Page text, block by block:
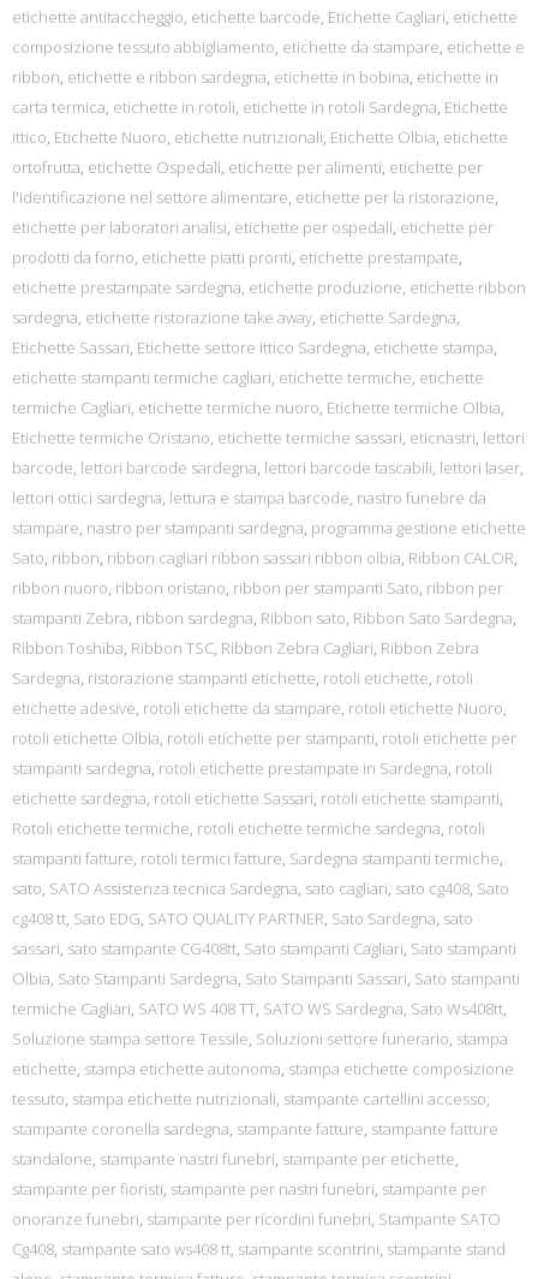
etichette antitaccheggio, etichette barcode, Etichette Cagliari, etichette
composizione tessuto abbigliamento, etichette da stampare, etichette e
ribbon, etichette e ribbon sardegna, etichette in bobina, etichette in
carta termica, etichette in rotoli, etichette in rotoli Sardegna, Etichette
ittico, Etichette Nuoro, etichette nutrizionali, Etichette Olbia, etichette
ortofrutta, etichette Ospedali, etichette per alimenti, etichette per
l'identificazione nel settore alimentare, etichette per la ristorazione,
etichette per laboratori analisi, etichette per ospedali, etichette per
prodotti da forno, etichette piatti pronti, etichette prestampate,
etichette prestampate sardegna, etichette produzione, etichette ribbon
sardegna, etichette ristorazione take away, etichette Sardegna,
Etichette Sassari, Etichette settore ittico Sardegna, etichette stampa,
etichette stampanti termiche cagliari, etichette termiche, etichette
termiche Cagliari, etichette termiche nuoro, Etichette termiche Olbia,
Etichette termiche Oristano, etichette termiche sassari, eticnastri, lettori
barcode, lettori barcode sardegna, lettori barcode tascabili, lettori laser,
lettori ottici sardegna, lettura e stampa barcode, nastro funebre da
stampare, nastro per stampanti sardegna, programma gestione etichette
Sato, ribbon, ribbon cagliari ribbon sassari ribbon olbia, Ribbon CALOR,
ribbon nuoro, ribbon oristano, ribbon per stampanti Sato, ribbon per
stampanti Zebra, ribbon sardegna, Ribbon sato, Ribbon Sato Sardegna,
Ribbon Toshiba, Ribbon TSC, Ribbon Zebra Cagliari, Ribbon Zebra
Sardegna, ristorazione stampanti etichette, rotoli etichette, rotoli
etichette adesive, rotoli etichette da stampare, rotoli etichette Nuoro,
rotoli etichette Olbia, rotoli etichette per stampanti, rotoli etichette per
stampanti sardegna, rotoli etichette prestampate in Sardegna, rotoli
etichette sardegna, rotoli etichette Sassari, rotoli etichette stampanti,
Rotoli etichette termiche, rotoli etichette termiche sardegna, rotoli
stampanti fatture, rotoli termici fatture, Sardegna stampanti termiche,
sato, SATO Assistenza tecnica Sardegna, sato cagliari, sato cg408, Sato
cg408 tt, Sato EDG, SATO QUALITY PARTNER, Sato Sardegna, sato
sassari, sato stampante CG408tt, Sato stampanti Cagliari, Sato stampanti
Olbia, Sato Stampanti Sardegna, Sato Stampanti Sassari, Sato stampanti
termiche Cagliari, SATO WS 408 TT, SATO WS Sardegna, Sato Ws408tt,
Soluzione stampa settore Tessile, Soluzioni settore funerario, stampa
etichette, stampa etichette autonoma, stampa etichette composizione
tessuto, stampa etichette nutrizionali, stampante cartellini accesso,
stampante coronella sardegna, stampante fatture, stampante fatture
standalone, stampante nastri funebri, stampante per etichette,
stampante per fioristi, stampante per nastri funebri, stampante per
onoranze funebri, stampante per ricordini funebri, Stampante SATO
Cg408, stampante sato ws408 tt, stampante scontrini, stampante stand